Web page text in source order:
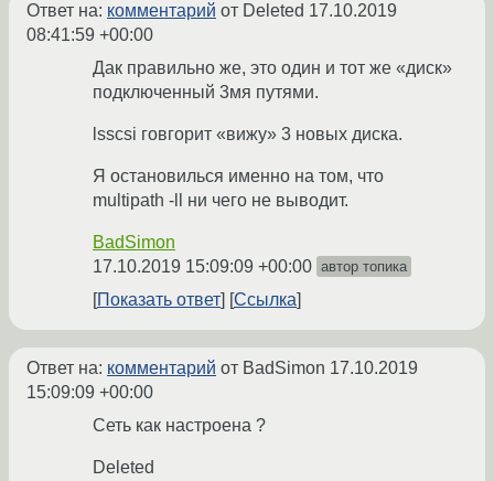
Ответ на: комментарий от Deleted 17.10.2019
08:41:59 +00:00
Дак правильно же, это один и тот же «диск»
подключенный 3мя путями.
lsscsi говгорит «вижу» 3 новых диска.
Я остановилься именно на том, что
multipath -ll ни чего не выводит.
BadSimon
17.10.2019 15:09:09 +00:00 автор топика
Показать ответ Ссылка
Ответ на: комментарий от BadSimon 17.10.2019
15:09:09 +00:00
Сеть как настроена ?
Deleted